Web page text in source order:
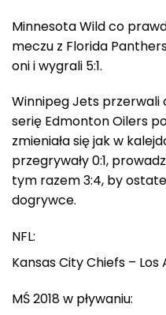
Minnesota Wild co
meczu z Florida
oni i wygrali 5:1.
Winnipeg Jets
serię Edmonton Oilers
zmieniała się jak w
przegrywały 0:1,
tym razem 3:4, by
dogrywce.
NFL:
Kansas City Chiefs –
MŚ 2018 w pływaniu: